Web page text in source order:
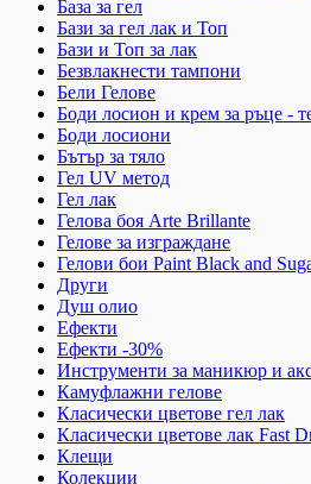
База за гел
Бази за гел лак и Топ
Бази и Топ за лак
Безвлакнести тампони
Бели Гелове
Боди лосион и крем за ръце -
Боди лосиони
Бътър за тяло
Гел UV метод
Гел лак
Гелова боя Arte Brillante
Гелове за изграждане
Гелови бои Paint Black and
Други
Душ олио
Ефекти
Ефекти -30%
Инструменти за маникюр и
Камуфлажни гелове
Класически цветове гел лак
Класически цветове лак Fast
Клещи
Колекции